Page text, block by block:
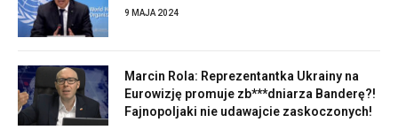
9 MAJA 2024
Marcin Rola: Reprezentantka Ukrainy na
Eurowizję promuje zb***dniarza Banderę?!
Fajnopoljaki nie udawajcie zaskoczonych!